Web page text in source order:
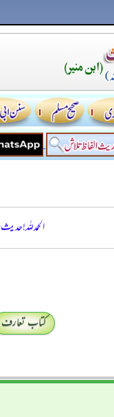
الحمدللہ!
کتاب تعارف